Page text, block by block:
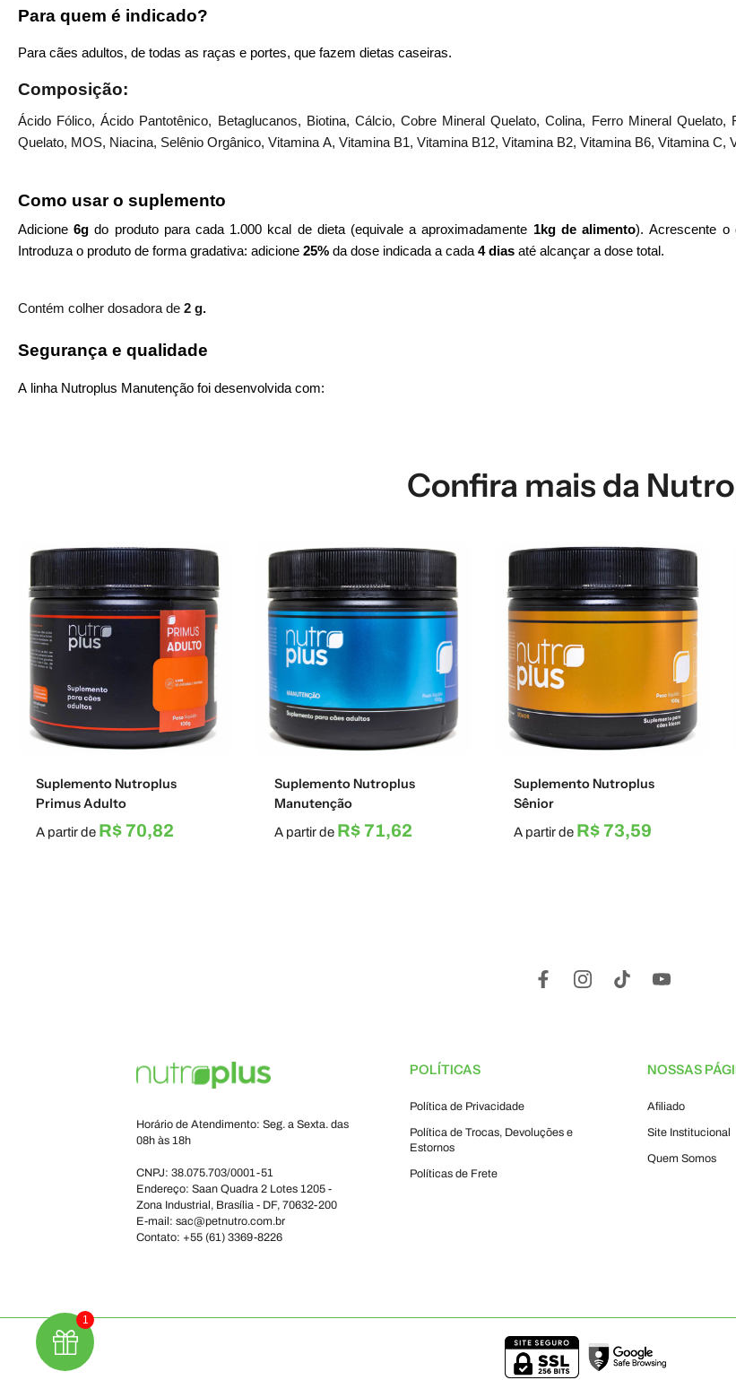
Para quem é indicado?
Para cães adultos, de todas as raças e portes, que fazem dietas caseiras.
Composição:
Ácido Fólico, Ácido Pantotênico, Betaglucanos, Biotina, Cálcio, Cobre Mineral Quelato, Colina, Ferro Mineral
Quelato, MOS, Niacina, Selênio Orgânico, Vitamina A, Vitamina B1, Vitamina B12, Vitamina B2, Vitamina B6, Vitamina
Como usar o suplemento
Adicione6g do produto para cada 1.000 kcal de dieta (equivale a aproximadamente 1kg de alimento). Acrescente o
Introduza o produto de forma gradativa: adicione 25% da dose indicada a cada4 dias até alcançar a dose total.
Contém colher dosadora de 2 g.
Segurança e qualidade
A linha Nutroplus Manutenção foi desenvolvida com:
Confira mais da
Suplemento Nutroplus
Primus Adulto
A partir de R$ 70,82
Suplemento Nutroplus
Manutenção
A partir de R$ 71,62
Suplemento Nutroplus
Sênior
A partir de R$ 73,59
Horário de Atendimento: Seg. a Sexta. das
08h às 18h
CNPJ: 38.075.703/0001-51
Endereço: Saan Quadra 2 Lotes 1205 -
Zona Industrial, Brasília - DF, 70632-200
E-mail: sac@petnutro.com.br
Contato: +55 (61) 3369-8226
POLÍTICAS
Política de Privacidade
Política de Trocas, Devoluções e
Estornos
Políticas de Frete
NOSSAS
Afiliado
Site Institucional
Quem Somos
1